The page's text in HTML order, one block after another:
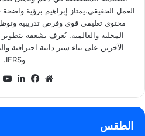
العمل الحقيقي.يمتاز إبراهيم برؤية
محتوى تعليمي قوي وفرص تدريبية
المحلية والعالمية. يُعرف بشغفه
وIFRS.
موقعفيسبوك
الطقس